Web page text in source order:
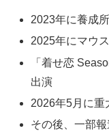
2023年に養成
2025年にマウ
「着せ恋
出演
2026年5月に重
その後、一部